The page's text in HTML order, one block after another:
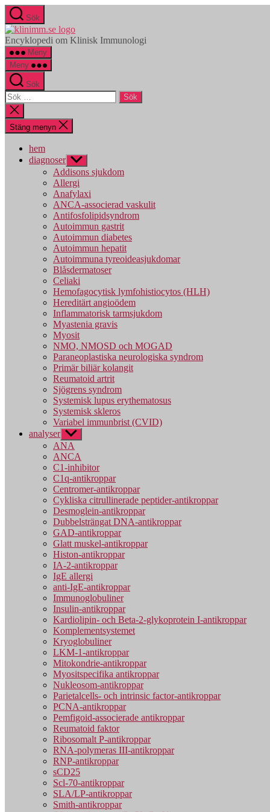
Hoppa
till
innehåll
Sök
klinimm.se
Encyklopedi om Klinisk Immunologi
Meny
Meny
Sök
Sök
efter:
Stäng
sökningen
Stäng menyn
hem
diagnoser Visa
undermeny
Addisons sjukdom
Allergi
Anafylaxi
ANCA-associerad vaskulit
Antifosfolipidsyndrom
Autoimmun gastrit
Autoimmun diabetes
Autoimmun hepatit
Autoimmuna tyreoideasjukdomar
Blåsdermatoser
Celiaki
Hemofagocytisk lymfohistiocytos (HLH)
Hereditärt angioödem
Inflammatorisk tarmsjukdom
Myastenia gravis
Myosit
NMO, NMOSD och MOGAD
Paraneoplastiska neurologiska syndrom
Primär biliär kolangit
Reumatoid artrit
Sjögrens syndrom
Systemisk lupus erythematosus
Systemisk skleros
Variabel immunbrist (CVID)
analyser Visa
undermeny
ANA
ANCA
C1-inhibitor
C1q-antikroppar
Centromer-antikroppar
Cykliska citrullinerade peptider-antikroppar
Desmoglein-antikroppar
Dubbelsträngat DNA-antikroppar
GAD-antikroppar
Glatt muskel-antikroppar
Histon-antikroppar
IA-2-antikroppar
IgE allergi
anti-IgE-antikroppar
Immunoglobuliner
Insulin-antikroppar
Kardiolipin- och Beta-2-glykoprotein I-antikroppar
Komplementsystemet
Kryoglobuliner
LKM-1-antikroppar
Mitokondrie-antikroppar
Myositspecifika antikroppar
Nukleosom-antikroppar
Parietalcells- och intrinsic factor-antikroppar
PCNA-antikroppar
Pemfigoid-associerade antikroppar
Reumatoid faktor
Ribosomalt P-antikroppar
RNA-polymeras III-antikroppar
RNP-antikroppar
sCD25
Scl-70-antikroppar
SLA/LP-antikroppar
Smith-antikroppar